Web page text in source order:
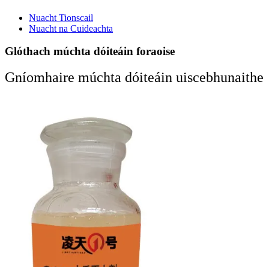
Nuacht Tionscail
Nuacht na Cuideachta
Glóthach múchta dóiteáin foraoise
Gníomhaire múchta dóiteáin uiscebhunaithe